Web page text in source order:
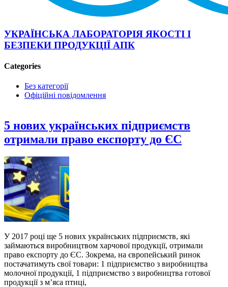
УКРАЇНСЬКА ЛАБОРАТОРІЯ ЯКОСТІ І
БЕЗПЕКИ ПРОДУКЦІЇ АПК
Categories
Без категорії
Офіційні повідомлення
5 нових українських підприємств
отримали право експорту до ЄС
У 2017 році ще 5 нових українських підприємств, які
займаються виробництвом харчової продукції, отримали
право експорту до ЄС. Зокрема, на європейський ринок
постачатимуть свої товари: 1 підприємство з виробництва
молочної продукції, 1 підприємство з виробництва готової
продукції з м’яса птиці,